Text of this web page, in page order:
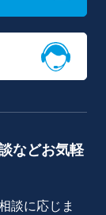
などお気軽
談に応じま